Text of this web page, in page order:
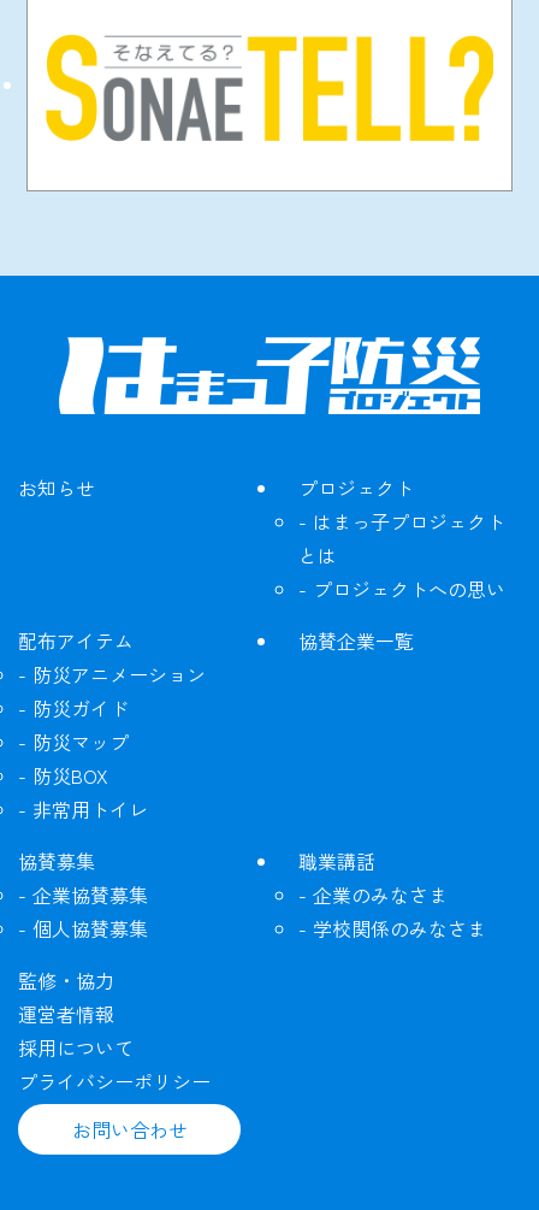
お知らせ
プロジェクト
はまっ子プロジェクト
とは
プロジェクトへの思い
配布アイテム
防災アニメーション
防災ガイド
防災マップ
防災BOX
非常用トイレ
協賛企業一覧
協賛募集
企業協賛募集
個人協賛募集
職業講話
企業のみなさま
学校関係のみなさま
監修・協力
運営者情報
採用について
プライバシーポリシー
お問い合わせ